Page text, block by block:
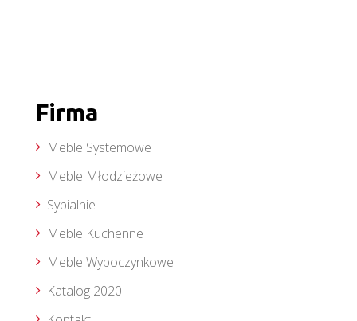
Firma
Meble Systemowe
Meble Młodzieżowe
Sypialnie
Meble Kuchenne
Meble Wypoczynkowe
Katalog 2020